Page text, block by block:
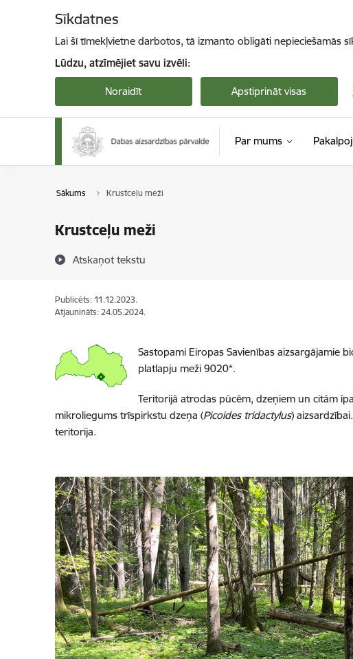
Sīkdatnes
Lai šī tīmekļvietne darbotos, tā izmanto obligāti nepieciešamās
Lūdzu, atzīmējiet savu izvēli:
Noraidīt Apstiprināt visas
Par mums
Sākums Krustceļu meži
Krustceļu meži
Atskaņot tekstu
Publicēts: 11.12.2023.
Atjaunināts: 24.05.2024.
Sastopami Eiropas Savienības aizsargājamie
platlapju meži 9020*.
Teritorijā atrodas pūcēm, dzeņiem un citām
mikroliegums trīspirkstu dzeņa (Picoides tridactylus)
teritorija.